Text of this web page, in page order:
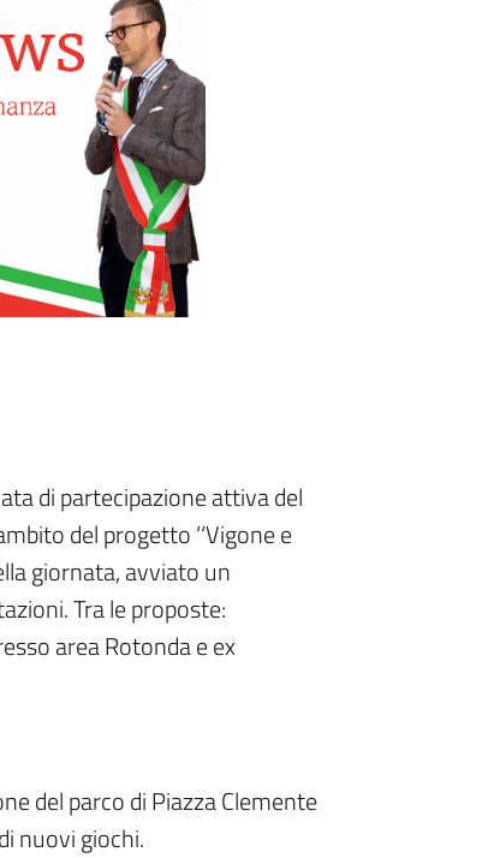
di partecipazione attiva del
del progetto ‘‘Vigone e
giornata, avviato un
Tra le proposte:
area Rotonda e ex
del parco di Piazza Clemente
nuovi giochi.